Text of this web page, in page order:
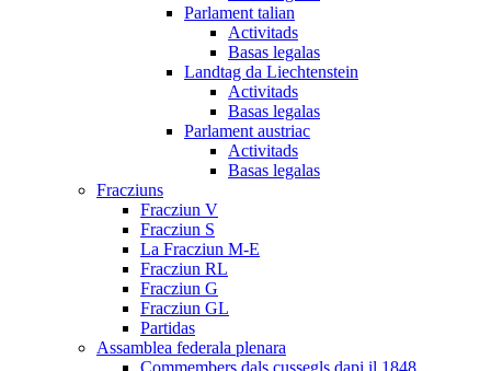
Parlament talian
Activitads
Basas legalas
Landtag da Liechtenstein
Activitads
Basas legalas
Parlament austriac
Activitads
Basas legalas
Fracziuns
Fracziun V
Fracziun S
La Fracziun M-E
Fracziun RL
Fracziun G
Fracziun GL
Partidas
Assamblea federala plenara